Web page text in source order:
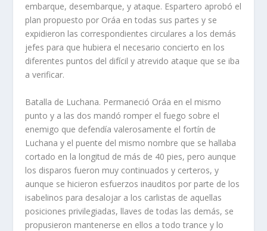
embarque, desembarque, y ataque. Espartero aprobó el
plan propuesto por Oráa en todas sus partes y se
expidieron las correspondientes circulares a los demás
jefes para que hubiera el necesario concierto en los
diferentes puntos del difí­cil y atrevido ataque que se iba
a verificar.
Batalla de Luchana. Permaneció Oráa en el mismo
punto y a las dos mandó romper el fuego sobre el
enemigo que defendí­a valerosamente el fortí­n de
Luchana y el puente del mismo nombre que se hallaba
cortado en la longitud de más de 40 pies, pero aunque
los disparos fueron muy continuados y certeros, y
aunque se hicieron esfuerzos inauditos por parte de los
isabelinos para desalojar a los carlistas de aquellas
posiciones privilegiadas, llaves de todas las demás, se
propusieron mantenerse en ellos a todo trance y lo